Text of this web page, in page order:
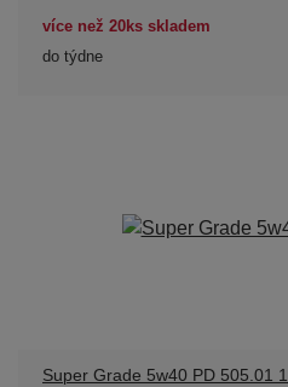
více než 20ks skladem
do týdne
Super Grade 5w40 PD 505.01 1l